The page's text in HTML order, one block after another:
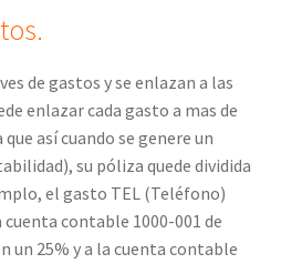
de gastos y se enlazan a las
enlazar cada gasto a mas de
así cuando se genere un
su póliza quede dividida
el gasto TEL (Teléfono)
contable 1000-001 de
un 25% y a la cuenta contable